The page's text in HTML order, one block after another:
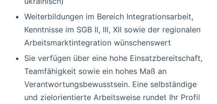
Weiterbildungen im Bereich Integrationsarbeit,
Kenntnisse im SGB II, III, XII sowie der regionalen
Arbeitsmarktintegration wünschenswert
Sie verfügen über eine hohe Einsatzbereitschaft,
Teamfähigkeit sowie ein hohes Maß an
Verantwortungsbewusstsein. Eine selbständige
und zielorientierte Arbeitsweise rundet Ihr Profil